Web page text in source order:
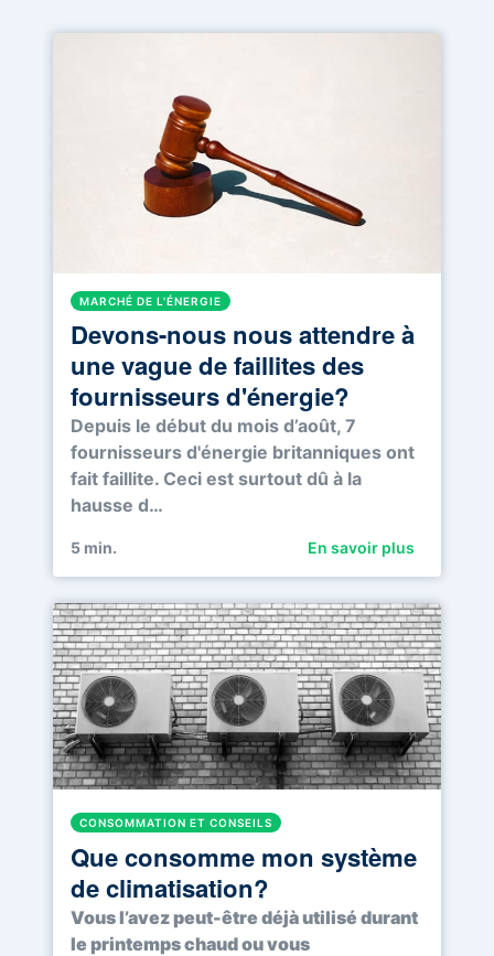
MARCHÉ DE L'ÉNERGIE
Devons-nous nous attendre à
une vague de faillites des
fournisseurs d'énergie?
Depuis le début du mois d’août, 7
fournisseurs d'énergie britanniques ont
fait faillite. Ceci est surtout dû à la
hausse d…
5 min. En savoir plus
CONSOMMATION ET CONSEILS
Que consomme mon système
de climatisation?
Vous l’avez peut-être déjà utilisé durant
le printemps chaud ou vous